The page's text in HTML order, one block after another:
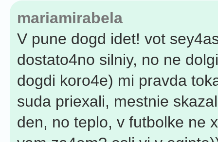
mariamirabela
V pune dogd idet! vot
dostato4no silniy, no ne
dogdi koro4e) mi pravda
suda priexali, mestnie
den, no teplo, v futbolke ne